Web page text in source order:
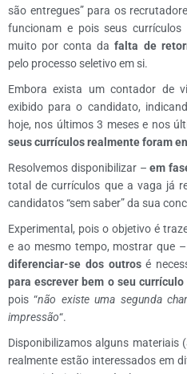
são entregues” para os
funcionam e pois seus currículos
muito por conta dafalta de
pelo processo seletivo em si.
Embora exista um contador de
exibido para o candidato,
hoje, nos últimos 3 meses e nos
seus currículos realmente foram
Resolvemos disponibilizar –em
total de currículos que a vaga já
candidatos “sem saber” da sua
Experimental, pois o objetivo é
e ao mesmo tempo, mostrar que
diferenciar-se dos outrosé
para escrever bem o seu currículo
pois “não existe uma segunda
impressão“.
Disponibilizamos alguns materiais
realmente estão interessados em